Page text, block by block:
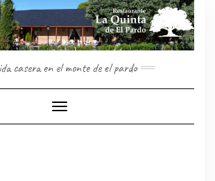
casera en el monte de el pardo
Cambiar
modo